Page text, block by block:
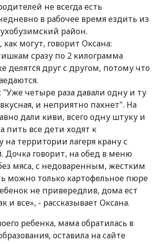
не всегда есть
в рабочее время ездить из
район.
могут, говорит Оксана:
сразу по 2 килограмма
делятся друг с другом, потому что
"Уже четыре раза давали одну и ту
и неприятно пахнет". На
дали киви, всего одну штуку и
пить все дети ходят к
на территории лагеря крану с
Дочка говорит, на обед в меню
мяса, с недоваренным, жестким
можно только картофельное пюре
не привередлив, дома ест
и все», - рассказывает Оксана.
ребенка, мама обратилась в
оставила на сайте